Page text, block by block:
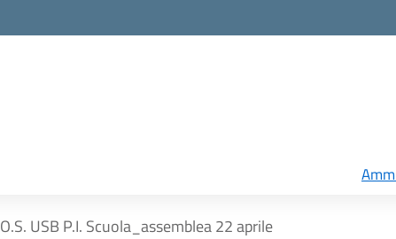
O.S. USB P.I. Scuola_assemblea 22 aprile